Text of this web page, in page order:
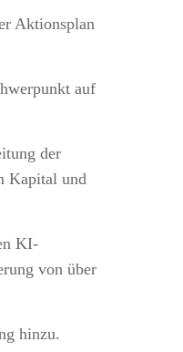
Aktionsplan
auf
der
Kapital und
KI-
von über
hinzu.